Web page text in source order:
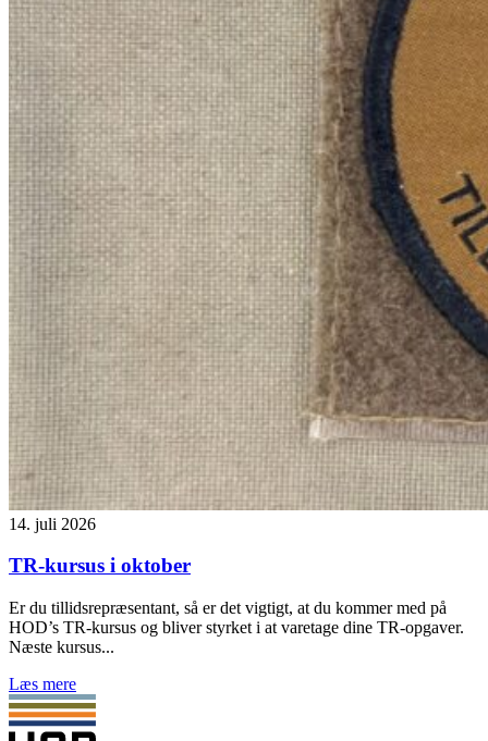
14. juli 2026
TR-kursus i oktober
Er du tillidsrepræsentant, så er det vigtigt, at du kommer med på
HOD’s TR-kursus og bliver styrket i at varetage dine TR-opgaver.
Næste kursus...
Læs mere